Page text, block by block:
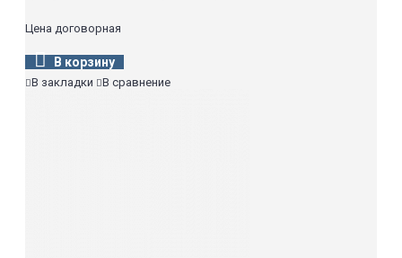
Цена договорная
В корзину
В закладки В сравнение